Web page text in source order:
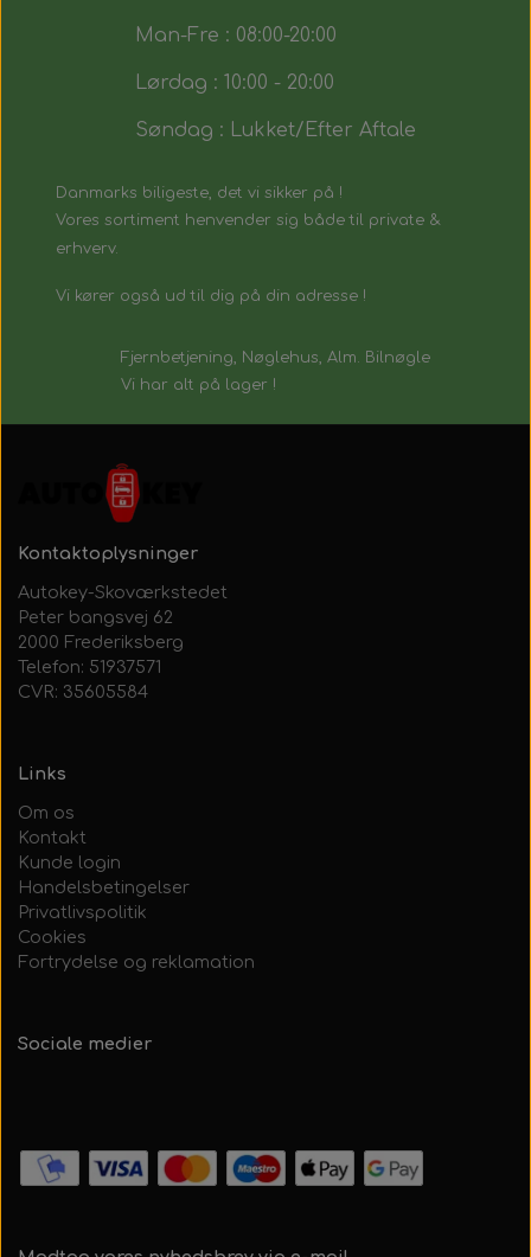
Man-Fre : 08:00-20:00
Lørdag : 10:00 - 20:00
Søndag : Lukket/Efter Aftale
Danmarks biligeste, det vi sikker på !
Vores sortiment henvender sig både til private &
erhverv.
Vi kører også ud til dig på din adresse !
Fjernbetjening, Nøglehus, Alm. Bilnøgle
Vi har alt på lager !
Kontaktoplysninger
Autokey-Skoværkstedet
Peter bangsvej 62
2000 Frederiksberg
Telefon: 51937571
CVR: 35605584
Links
Om os
Kontakt
Kunde login
Handelsbetingelser
Privatlivspolitik
Cookies
Fortrydelse og reklamation
Sociale medier